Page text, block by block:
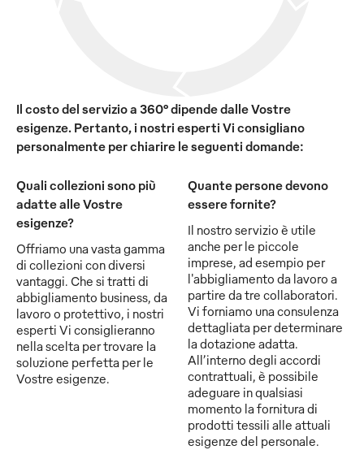
Il costo del servizio a 360° dipende dalle Vostre
esigenze. Pertanto, i nostri esperti Vi consigliano
personalmente per chiarire le seguenti domande:
Quali collezioni sono più
adatte alle Vostre
esigenze?
Offriamo una vasta gamma
di collezioni con diversi
vantaggi. Che si tratti di
abbigliamento business, da
lavoro o protettivo, i nostri
esperti Vi consiglieranno
nella scelta per trovare la
soluzione perfetta per le
Vostre esigenze.
Quante persone devono
essere fornite?
Il nostro servizio è utile
anche per le piccole
imprese, ad esempio per
l'abbigliamento da lavoro a
partire da tre collaboratori.
Vi forniamo una consulenza
dettagliata per determinare
la dotazione adatta.
All’interno degli accordi
contrattuali, è possibile
adeguare in qualsiasi
momento la fornitura di
prodotti tessili alle attuali
esigenze del personale.